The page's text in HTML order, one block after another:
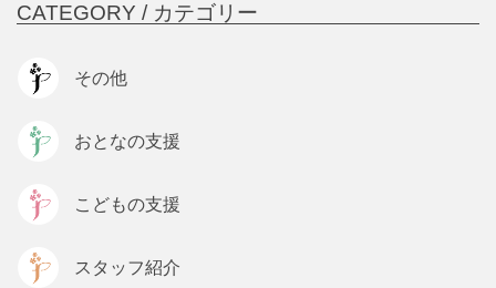
CATEGORY / カテゴリー
その他
おとなの支援
こどもの支援
スタッフ紹介